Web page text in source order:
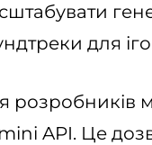
для
розробників
API. Це